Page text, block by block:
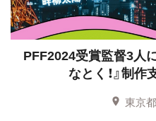
PFF2024受賞監督3人
なとく！』制
東京都